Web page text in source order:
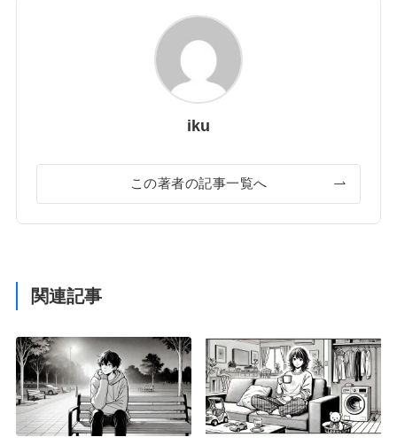
iku
この著者の記事一覧へ
関連記事